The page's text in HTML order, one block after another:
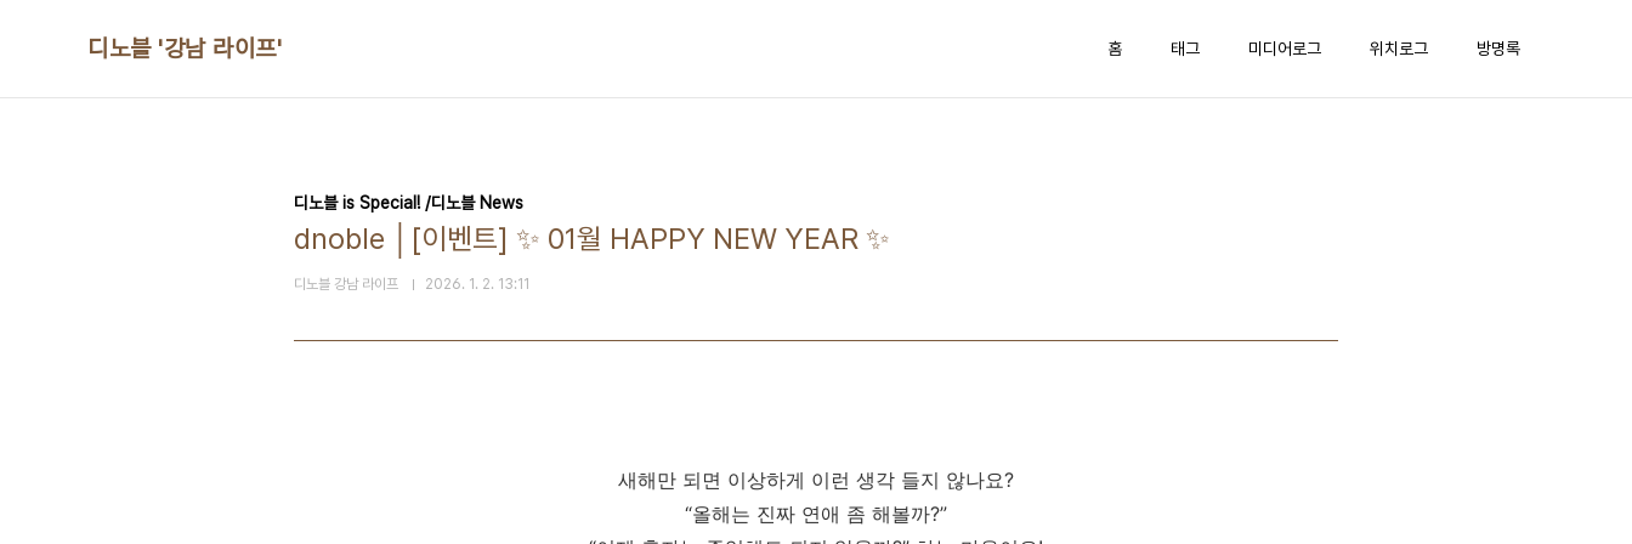
디노블 '강남 라이프' 홈 태그 미디어로그 위치로그 방명록
디노블 is Special! /디노블 News
dnoble │[이벤트] ✨ 01월 HAPPY NEW YEAR ✨
디노블 강남 라이프 2026. 1. 2. 13:11
새해만 되면 이상하게 이런 생각 들지 않나요?
“올해는 진짜 연애 좀 해볼까?”